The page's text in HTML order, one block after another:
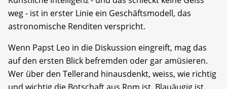
weg - ist in erster Linie ein Geschäftsmodell, das
astronomische Renditen verspricht.
Wenn Papst Leo in die Diskussion eingreift, mag das
auf den ersten Blick befremden oder gar amüsieren.
Wer über den Tellerand hinausdenkt, weiss, wie richtig